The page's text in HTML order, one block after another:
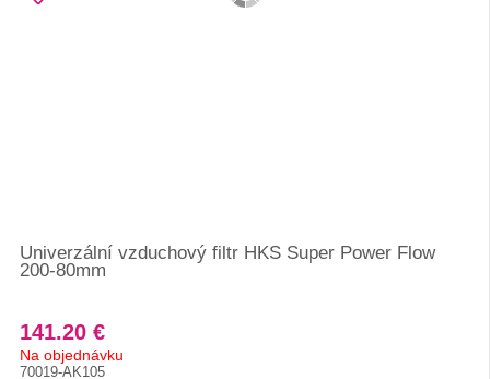
Univerzální vzduchový filtr HKS Super Power Flow
200-80mm
141.20 €
Na objednávku
70019-AK105